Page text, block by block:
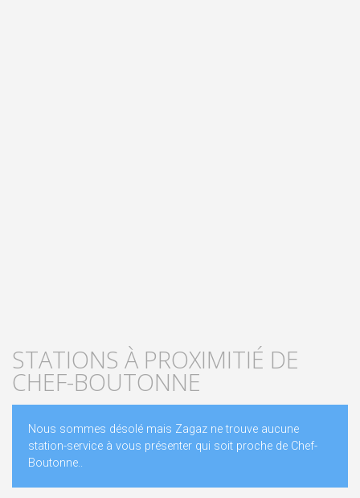
STATIONS À PROXIMITIÉ DE
CHEF-BOUTONNE
Nous sommes désolé mais Zagaz ne trouve aucune
station-service à vous présenter qui soit proche de Chef-
Boutonne..